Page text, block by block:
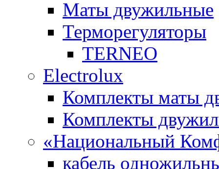
Маты двужильные
Терморегуляторы
TERNEO
Electrolux
Комплекты маты
Комплекты
«Национальный
кабель